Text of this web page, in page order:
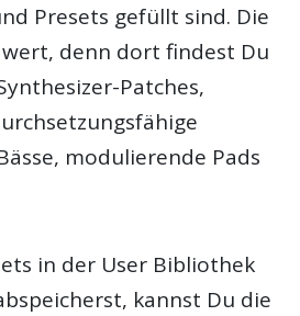
Presets gefüllt sind. Die
wert, denn dort findest Du
Patches,
modulierende Pads
in der User Bibliothek
kannst Du die